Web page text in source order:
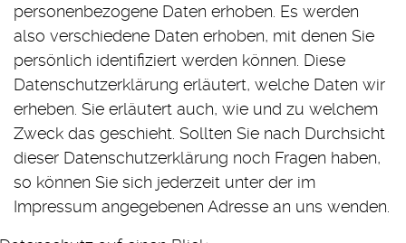
personenbezogene Daten erhoben. Es werden
also verschiedene Daten erhoben, mit denen Sie
persönlich identifiziert werden können. Diese
Datenschutzerklärung erläutert, welche Daten wir
erheben. Sie erläutert auch, wie und zu welchem
Zweck das geschieht. Sollten Sie nach Durchsicht
dieser Datenschutzerklärung noch Fragen haben,
so können Sie sich jederzeit unter der im
Impressum angegebenen Adresse an uns wenden.